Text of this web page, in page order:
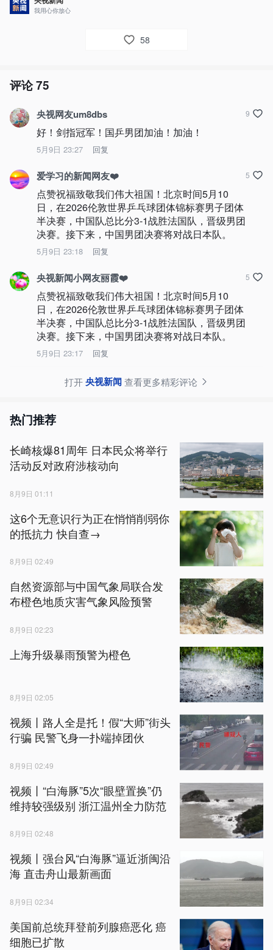
我用心你放心
58
评论75
央视网友um8dbs
好！剑指冠军！国乒男团加油！加油！
5月9日 23:27 回复
9
爱学习的新闻网友❤️
点赞祝福致敬我们伟大祖国！北京时间5月10
日，在2026伦敦世界乒乓球团体锦标赛男子团体
半决赛，中国队总比分3-1战胜法国队，晋级男团
决赛。接下来，​中国男团决赛将对战日本队。
5月9日 23:18 回复
5
央视新闻小网友丽霞❤️
点赞祝福致敬我们伟大祖国！北京时间5月10
日，在2026伦敦世界乒乓球团体锦标赛男子团体
半决赛，中国队总比分3-1战胜法国队，晋级男团
决赛。接下来，​中国男团决赛将对战日本队。
5月9日 23:17 回复
5
打开央视新闻查看更多精彩评论
热门推荐
长崎核爆81周年 日本民众将举行
活动反对政府涉核动向
8月9日 01:11
这6个无意识行为正在悄悄削弱你
的抵抗力 快自查→
8月9日 02:49
自然资源部与中国气象局联合发
布橙色地质灾害气象风险预警
8月9日 02:23
上海升级暴雨预警为橙色
8月9日 02:05
视频丨路人全是托！假“大师”街头
行骗 民警飞身一扑端掉团伙
8月9日 02:49
视频丨“白海豚”5次“眼壁置换”仍
维持较强级别 浙江温州全力防范
8月9日 02:48
视频丨强台风“白海豚”逼近浙闽沿
海 直击舟山最新画面
8月9日 02:34
美国前总统拜登前列腺癌恶化 癌
细胞已扩散